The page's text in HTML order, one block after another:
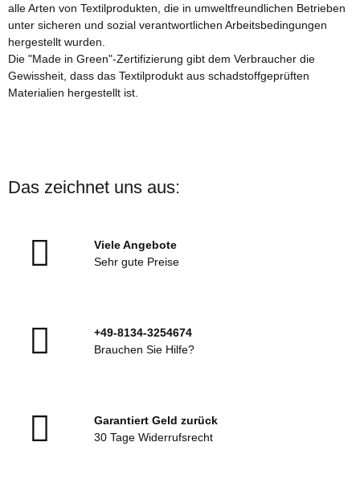
alle Arten von Textilprodukten, die in umweltfreundlichen Betrieben
unter sicheren und sozial verantwortlichen Arbeitsbedingungen
hergestellt wurden.
Die "Made in Green"-Zertifizierung gibt dem Verbraucher die
Gewissheit, dass das Textilprodukt aus schadstoffgeprüften
Materialien hergestellt ist.
Das zeichnet uns aus:
Viele Angebote
Sehr gute Preise
+49-8134-3254674
Brauchen Sie Hilfe?
Garantiert Geld zurück
30 Tage Widerrufsrecht